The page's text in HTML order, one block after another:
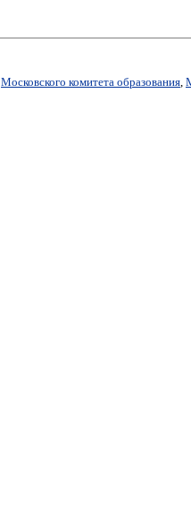
Московского комитета образования,